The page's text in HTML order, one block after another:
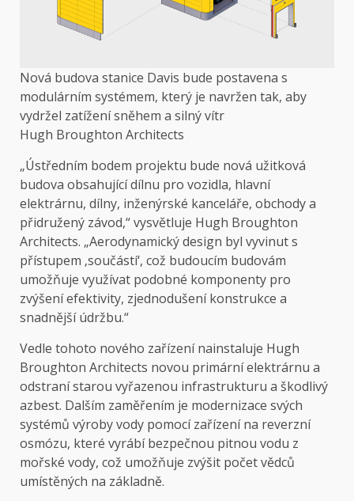
Nová budova stanice Davis bude postavena s
modulárním systémem, který je navržen tak, aby
vydržel zatížení sněhem a silný vítr
Hugh Broughton Architects
„Ústředním bodem projektu bude nová užitková
budova obsahující dílnu pro vozidla, hlavní
elektrárnu, dílny, inženýrské kanceláře, obchody a
přidružený závod,“ vysvětluje Hugh Broughton
Architects. „Aerodynamický design byl vyvinut s
přístupem ‚součástí‘, což budoucím budovám
umožňuje využívat podobné komponenty pro
zvýšení efektivity, zjednodušení konstrukce a
snadnější údržbu.“
Vedle tohoto nového zařízení nainstaluje Hugh
Broughton Architects novou primární elektrárnu a
odstraní starou vyřazenou infrastrukturu a škodlivý
azbest. Dalším zaměřením je modernizace svých
systémů výroby vody pomocí zařízení na reverzní
osmózu, které vyrábí bezpečnou pitnou vodu z
mořské vody, což umožňuje zvýšit počet vědců
umístěných na základně.